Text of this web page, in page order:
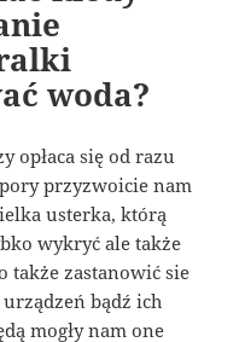
woda?
opłaca się od razu
przyzwoicie nam
usterka, którą
wykryć ale także
także zastanowić sie
bądź ich
mogły nam one